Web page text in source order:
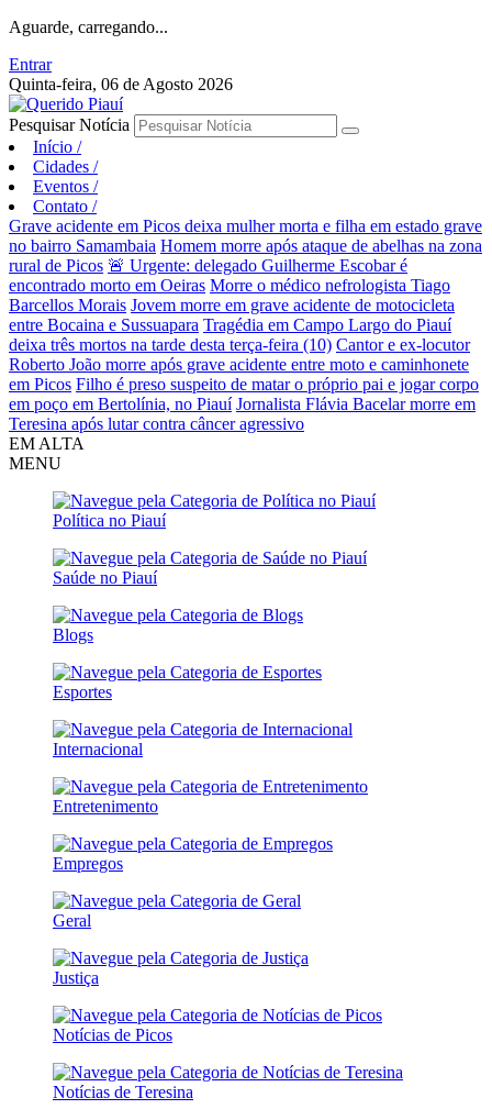
Aguarde, carregando...
Entrar
Quinta-feira, 06 de Agosto 2026
Pesquisar Notícia
Início /
Cidades /
Eventos /
Contato /
Grave acidente em Picos deixa mulher morta e filha em estado grave
no bairro Samambaia Homem morre após ataque de abelhas na zona
rural de Picos 🚨 Urgente: delegado Guilherme Escobar é
encontrado morto em Oeiras Morre o médico nefrologista Tiago
Barcellos Morais Jovem morre em grave acidente de motocicleta
entre Bocaina e Sussuapara Tragédia em Campo Largo do Piauí
deixa três mortos na tarde desta terça-feira (10) Cantor e ex-locutor
Roberto João morre após grave acidente entre moto e caminhonete
em Picos Filho é preso suspeito de matar o próprio pai e jogar corpo
em poço em Bertolínia, no Piauí Jornalista Flávia Bacelar morre em
Teresina após lutar contra câncer agressivo
EM ALTA
MENU
Política no Piauí
Saúde no Piauí
Blogs
Esportes
Internacional
Entretenimento
Empregos
Geral
Justiça
Notícias de Picos
Notícias de Teresina